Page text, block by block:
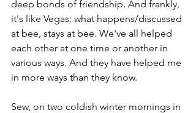
deep bonds of friendship. And frankly,
it's like Vegas: what happens/discussed
at bee, stays at bee. We've all helped
each other at one time or another in
various ways. And they have helped me
in more ways than they know.
Sew, on two coldish winter mornings in